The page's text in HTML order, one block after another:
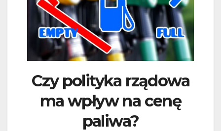
Czy polityka rządowa
ma wpływ na cenę
paliwa?